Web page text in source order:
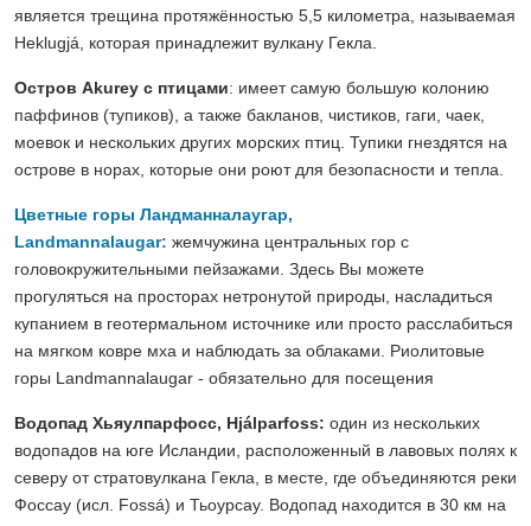
является трещина протяжённостью 5,5 километра, называемая
Heklugjá, которая принадлежит вулкану Гекла.
Остров Akurey с птицами: имеет самую большую колонию
паффинов (тупиков), а также бакланов, чистиков, гаги, чаек,
моевок и нескольких других морских птиц. Тупики гнездятся на
острове в норах, которые они роют для безопасности и тепла.
Цветные горы Ландманналаугар,
Landmannalaugar: жемчужина центральных гор с
головокружительными пейзажами. Здесь Вы можете
прогуляться на просторах нетронутой природы, насладиться
купанием в геотермальном источнике или просто расслабиться
на мягком ковре мха и наблюдать за облаками. Риолитовые
горы Landmannalaugar - обязательно для посещения
Водопад Хьяулпарфосс, Hjálparfoss: один из нескольких
водопадов на юге Исландии, расположенный в лавовых полях к
северу от стратовулкана Гекла, в месте, где объединяются реки
Фоссау (исл. Fossá) и Тьоурсау. Водопад находится в 30 км на